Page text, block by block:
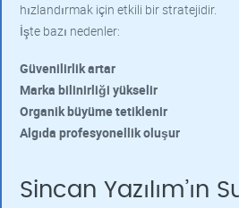
hızlandırmak için etkili bir stratejidir.
İşte bazı nedenler:
Güvenilirlik artar
Marka bilinirliği yükselir
Organik büyüme tetiklenir
Algıda profesyonellik oluşur
Sincan Yazılım’ın